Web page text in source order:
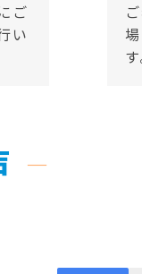
ご
い
す